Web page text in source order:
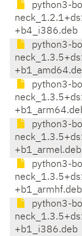
python3-
+b4_i386.deb
python3-
python3-
python3-
+b1_armel.deb
python3-
+b1_armhf.deb
python3-
+b1_i386.deb